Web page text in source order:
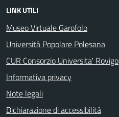
LINK UTILI
Museo Virtuale Garofolo
Università Popolare Polesana
CUR Consorzio Universita' Rovigo
Informativa privacy
Note legali
Dichiarazione di accessibilità